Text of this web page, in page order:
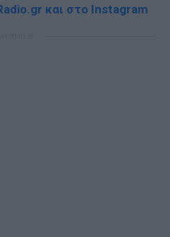
και στο Instagram